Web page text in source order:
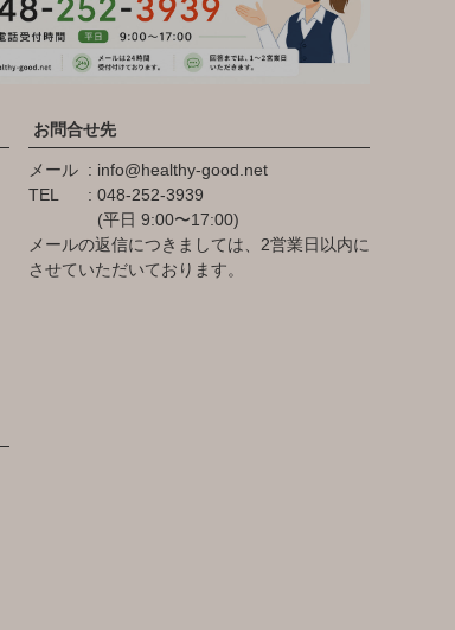
お問合せ先
メール
info@healthy-good.net
TEL
048-252-3939
(平日 9:00〜17:00)
メールの返信につきましては、2営業日以内に
させていただいております。